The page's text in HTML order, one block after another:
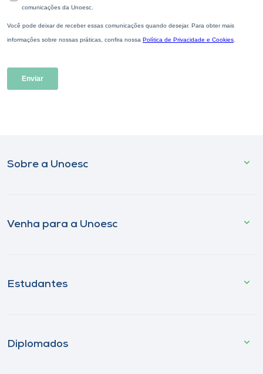
Sobre a Unoesc
Venha para a Unoesc
Estudantes
Diplomados